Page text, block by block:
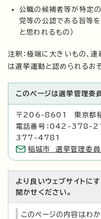
公職の候補者等が特定
党等の公認である旨等
と思われるもの）
注釈：極端に大きいもの、
は選挙運動と認められるお
このページは選挙管理委
〒206-8601 東京都稲
電話番号：042-378-
377-4781
稲城市 選挙管理委員
より良いウェブサイトに
聞かせください。
このページの内容はわ